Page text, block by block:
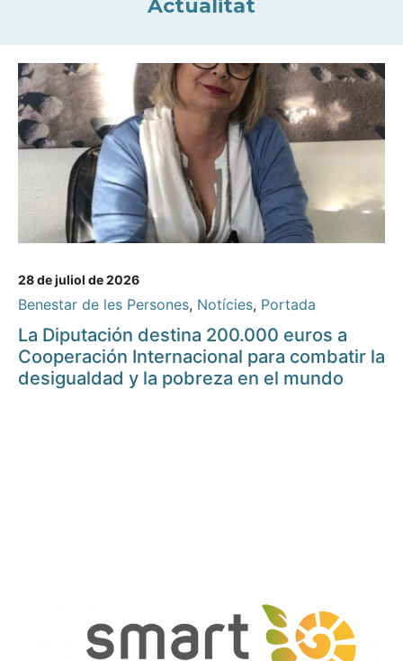
Actualitat
28 de juliol de 2026
Benestar de les Persones, Notícies, Portada
La Diputación destina 200.000 euros a
Cooperación Internacional para combatir la
desigualdad y la pobreza en el mundo